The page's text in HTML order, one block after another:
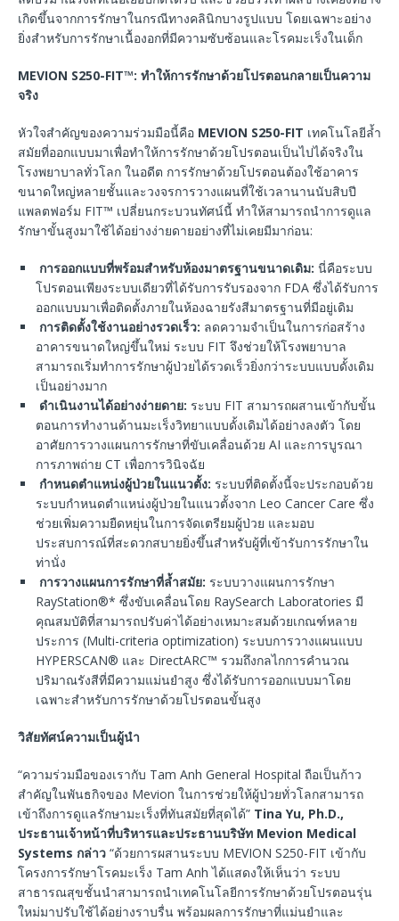
เกิดขึ้นจากการรักษาในกรณีทางคลินิกบางรูปแบบ โดยเฉพาะอย่าง
ยิ่งสำหรับการรักษาเนื้องอกที่มีความซับซ้อนและโรคมะเร็งในเด็ก
MEVION S250-FIT™: ทำให้การรักษาด้วยโปรตอนกลายเป็นความ
จริง
หัวใจสำคัญของความร่วมมือนี้คือ MEVION S250-FIT เทคโนโลยีล้ำ
สมัยที่ออกแบบมาเพื่อทำให้การรักษาด้วยโปรตอนเป็นไปได้จริงใน
โรงพยาบาลทั่วโลก ในอดีต การรักษาด้วยโปรตอนต้องใช้อาคาร
ขนาดใหญ่หลายชั้นและวงจรการวางแผนที่ใช้เวลานานนับสิบปี
แพลตฟอร์ม FIT™ เปลี่ยนกระบวนทัศน์นี้ ทำให้สามารถนำการดูแล
รักษาขั้นสูงมาใช้ได้อย่างง่ายดายอย่างที่ไม่เคยมีมาก่อน:
การออกแบบที่พร้อมสำหรับห้องมาตรฐานขนาดเดิม: นี่คือระบบ
โปรตอนเพียงระบบเดียวที่ได้รับการรับรองจาก FDA ซึ่งได้รับการ
ออกแบบมาเพื่อติดตั้งภายในห้องฉายรังสีมาตรฐานที่มีอยู่เดิม
การติดตั้งใช้งานอย่างรวดเร็ว: ลดความจำเป็นในการก่อสร้าง
อาคารขนาดใหญ่ขึ้นใหม่ ระบบ FIT จึงช่วยให้โรงพยาบาล
สามารถเริ่มทำการรักษาผู้ป่วยได้รวดเร็วยิ่งกว่าระบบแบบดั้งเดิม
เป็นอย่างมาก
ดำเนินงานได้อย่างง่ายดาย: ระบบ FIT สามารถผสานเข้ากับขั้น
ตอนการทำงานด้านมะเร็งวิทยาแบบดั้งเดิมได้อย่างลงตัว โดย
อาศัยการวางแผนการรักษาที่ขับเคลื่อนด้วย AI และการบูรณา
การภาพถ่าย CT เพื่อการวินิจฉัย
กำหนดตำแหน่งผู้ป่วยในแนวตั้ง: ระบบที่ติดตั้งนี้จะประกอบด้วย
ระบบกำหนดตำแหน่งผู้ป่วยในแนวตั้งจาก Leo Cancer Care ซึ่ง
ช่วยเพิ่มความยืดหยุ่นในการจัดเตรียมผู้ป่วย และมอบ
ประสบการณ์ที่สะดวกสบายยิ่งขึ้นสำหรับผู้ที่เข้ารับการรักษาใน
ท่านั่ง
การวางแผนการรักษาที่ล้ำสมัย: ระบบวางแผนการรักษา
RayStation®* ซึ่งขับเคลื่อนโดย RaySearch Laboratories มี
คุณสมบัติที่สามารถปรับค่าได้อย่างเหมาะสมด้วยเกณฑ์หลาย
ประการ (Multi-criteria optimization) ระบบการวางแผนแบบ
HYPERSCAN® และ DirectARC™ รวมถึงกลไกการคำนวณ
ปริมาณรังสีที่มีความแม่นยำสูง ซึ่งได้รับการออกแบบมาโดย
เฉพาะสำหรับการรักษาด้วยโปรตอนขั้นสูง
วิสัยทัศน์ความเป็นผู้นำ
“ความร่วมมือของเรากับ Tam Anh General Hospital ถือเป็นก้าว
สำคัญในพันธกิจของ Mevion ในการช่วยให้ผู้ป่วยทั่วโลกสามารถ
เข้าถึงการดูแลรักษามะเร็งที่ทันสมัยที่สุดได้” Tina Yu, Ph.D.,
ประธานเจ้าหน้าที่บริหารและประธานบริษัท Mevion Medical
Systems กล่าว “ด้วยการผสานระบบ MEVION S250-FIT เข้ากับ
โครงการรักษาโรคมะเร็ง Tam Anh ได้แสดงให้เห็นว่า ระบบ
สาธารณสุขชั้นนำสามารถนำเทคโนโลยีการรักษาด้วยโปรตอนรุ่น
ใหม่มาปรับใช้ได้อย่างราบรื่น พร้อมผลการรักษาที่แม่นยำและ